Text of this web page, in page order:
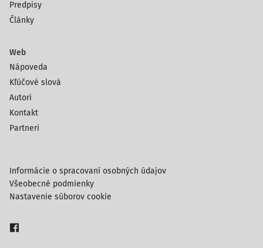
Predpisy
Články
Web
Nápoveda
Kľúčové slová
Autori
Kontakt
Partneri
Informácie o spracovaní osobných údajov
Všeobecné podmienky
Nastavenie súborov cookie